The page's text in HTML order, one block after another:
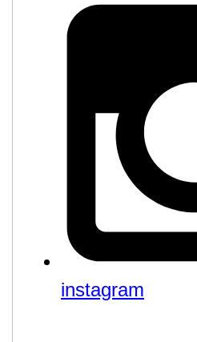
instagram